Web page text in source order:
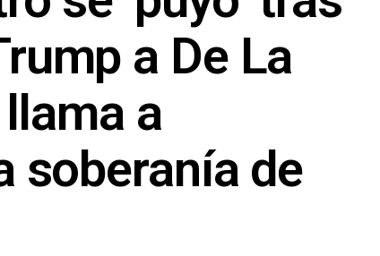
a De La
a
soberanía de